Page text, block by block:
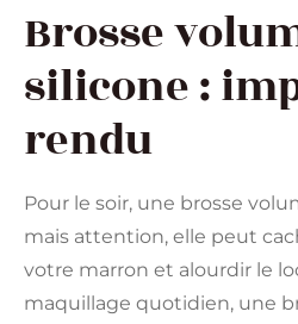
Brosse
silicone :
rendu
Pour le soir, une brosse
mais attention, elle peut
votre marron et alourdir le
maquillage quotidien, une